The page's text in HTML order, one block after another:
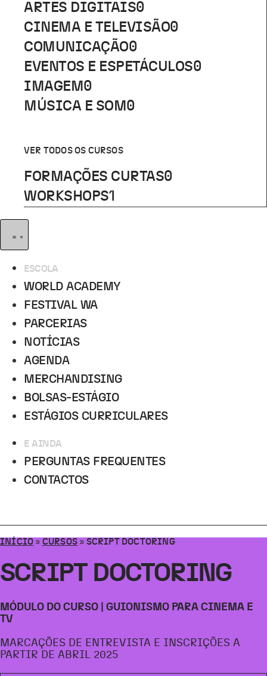
ARTES DIGITAIS0
CINEMA E TELEVISÃO0
COMUNICAÇÃO0
EVENTOS E ESPETÁCULOS0
IMAGEM 0
MÚSICA E SOM 0
VER TODOS OS CURSOS
FORMAÇÕES CURTAS0
WORKSHOPS1
ESCOLA
WORLD ACADEMY
FESTIVAL WA
PARCERIAS
NOTÍCIAS
AGENDA
MERCHANDISING
BOLSAS-ESTÁGIO
ESTÁGIOS CURRICULARES
E AINDA
PERGUNTAS FREQUENTES
CONTACTOS
INÍCIO » CURSOS » SCRIPT DOCTORING
SCRIPT DOCTORING
MÓDULO DO CURSO | GUIONISMO PARA CINEMA E
TV
MARCAÇÕES DE ENTREVISTA E INSCRIÇÕES A
PARTIR DE ABRIL 2025